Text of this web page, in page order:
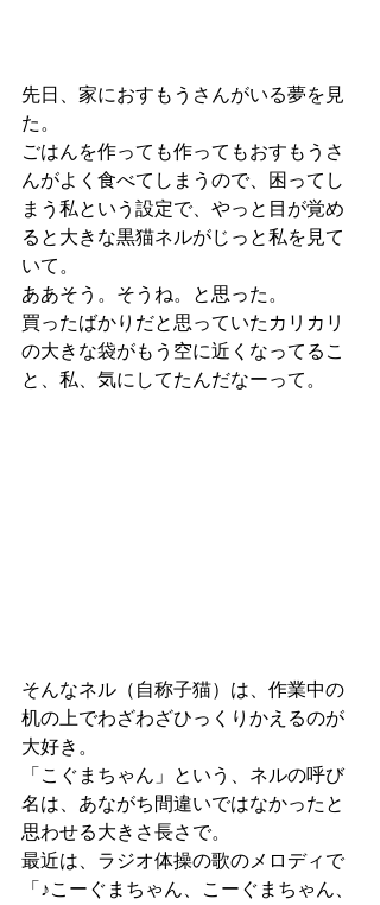
先日、家におすもうさんがいる夢を見
た。
ごはんを作っても作ってもおすもうさ
んがよく食べてしまうので、困ってし
まう私という設定で、やっと目が覚め
ると大きな黒猫ネルがじっと私を見て
いて。
ああそう。そうね。と思った。
買ったばかりだと思っていたカリカリ
の大きな袋がもう空に近くなってるこ
と、私、気にしてたんだなーって。
そんなネル（自称子猫）は、作業中の
机の上でわざわざひっくりかえるのが
大好き。
「こぐまちゃん」という、ネルの呼び
名は、あながち間違いではなかったと
思わせる大きさ長さで。
最近は、ラジオ体操の歌のメロディで
「♪こーぐまちゃん、こーぐまちゃん、